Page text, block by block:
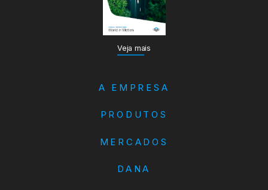
Veja mais
A EMPRESA
PRODUTOS
MERCADOS
DANA